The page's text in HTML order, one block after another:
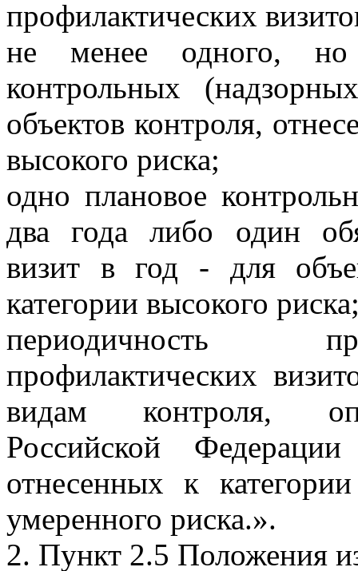
профилактических
не менее одного,
контрольных
объектов контроля,
высокого риска;
одно плановое
два года либо один
визит в год - для
категории высокого
периодичность
профилактических
видам контроля,
Российской
отнесенных к
умеренного риска.».
2. Пункт 2.5 Положения